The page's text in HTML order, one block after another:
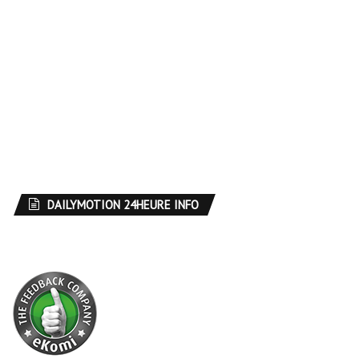
DAILYMOTION 24HEURE INFO